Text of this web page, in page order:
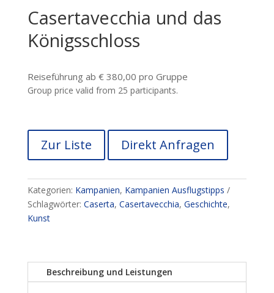
Casertavecchia und das
Königsschloss
Reiseführung ab € 380,00 pro Gruppe
Group price valid from 25 participants.
Zur Liste Direkt Anfragen
Kategorien: Kampanien, Kampanien Ausflugstipps
Schlagwörter: Caserta, Casertavecchia, Geschichte,
Kunst
Beschreibung und Leistungen